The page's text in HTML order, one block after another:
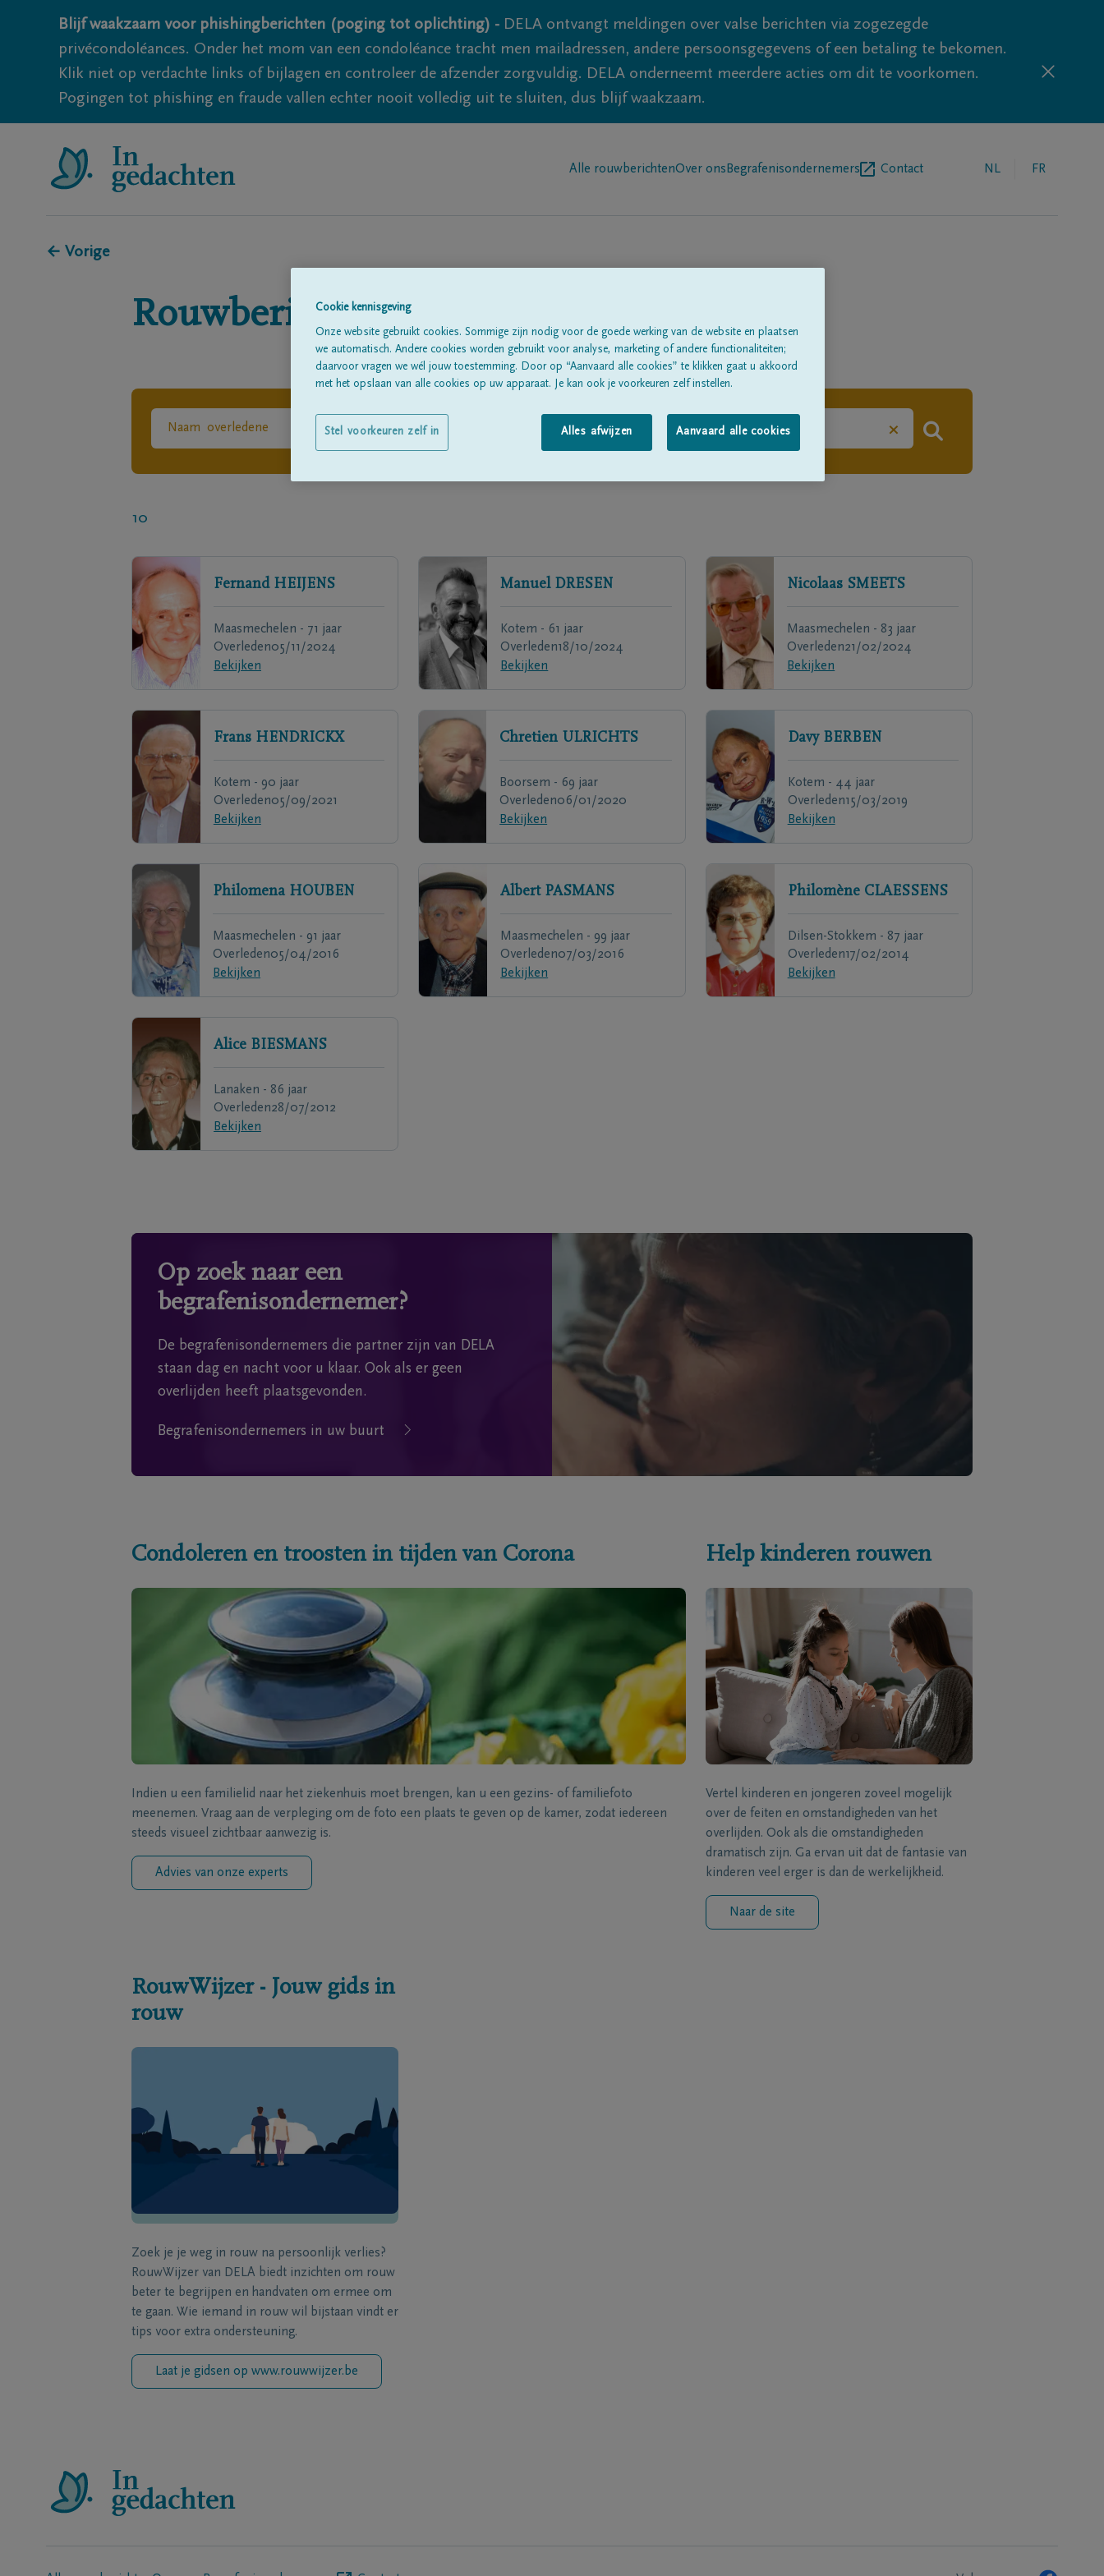
Blijf waakzaam voor phishingberichten (poging tot oplichting) - DELA ontvangt meldingen over valse berichten via zogezegde
privécondoléances. Onder het mom van een condoléance tracht men mailadressen, andere persoonsgegevens of een betaling te bekomen.
Klik niet op verdachte links of bijlagen en controleer de afzender zorgvuldig. DELA onderneemt meerdere acties om dit te voorkomen.
Pogingen tot phishing en fraude vallen echter nooit volledig uit te sluiten, dus blijf waakzaam.
Alle rouwberichtenOver ons Begrafenisondernemers Contact NL FR
← Vorige
Rouwberichten in 'Kotem'
×
10
Fernand HEIJENS
Maasmechelen - 71 jaar
Overleden05/11/2024
Bekijken
Manuel DRESEN
Kotem - 61 jaar
Overleden18/10/2024
Bekijken
Nicolaas SMEETS
Maasmechelen - 83 jaar
Overleden21/02/2024
Bekijken
Frans HENDRICKX
Kotem - 90 jaar
Overleden05/09/2021
Bekijken
Chretien ULRICHTS
Boorsem - 69 jaar
Overleden06/01/2020
Bekijken
Davy BERBEN
Kotem - 44 jaar
Overleden15/03/2019
Bekijken
Philomena HOUBEN
Maasmechelen - 91 jaar
Overleden05/04/2016
Bekijken
Albert PASMANS
Maasmechelen - 99 jaar
Overleden07/03/2016
Bekijken
Philomène CLAESSENS
Dilsen-Stokkem - 87 jaar
Overleden17/02/2014
Bekijken
Alice BIESMANS
Lanaken - 86 jaar
Overleden28/07/2012
Bekijken
Op zoek naar een
begrafenisondernemer?
De begrafenisondernemers die partner zijn van DELA
staan dag en nacht voor u klaar. Ook als er geen
overlijden heeft plaatsgevonden.
Begrafenisondernemers in uw buurt
Condoleren en troosten in tijden van Corona
Indien u een familielid naar het ziekenhuis moet brengen, kan u een gezins- of familiefoto
meenemen. Vraag aan de verpleging om de foto een plaats te geven op de kamer, zodat iedereen
steeds visueel zichtbaar aanwezig is.
Advies van onze experts
Help kinderen rouwen
Vertel kinderen en jongeren zoveel mogelijk
over de feiten en omstandigheden van het
overlijden. Ook als die omstandigheden
dramatisch zijn. Ga ervan uit dat de fantasie van
kinderen veel erger is dan de werkelijkheid.
Naar de site
RouwWijzer - Jouw gids in
rouw
Zoek je je weg in rouw na persoonlijk verlies?
RouwWijzer van DELA biedt inzichten om rouw
beter te begrijpen en handvaten om ermee om
te gaan. Wie iemand in rouw wil bijstaan vindt er
tips voor extra ondersteuning.
Laat je gidsen op www.rouwwijzer.be
Cookie kennisgeving
Onze website gebruikt cookies. Sommige zijn nodig voor de goede werking van de website en plaatsen
we automatisch. Andere cookies worden gebruikt voor analyse, marketing of andere functionaliteiten;
daarvoor vragen we wél jouw toestemming. Door op “Aanvaard alle cookies” te klikken gaat u akkoord
met het opslaan van alle cookies op uw apparaat. Je kan ook je voorkeuren zelf instellen.
Alles afwijzen Aanvaard alle cookies
Stel voorkeuren zelf in